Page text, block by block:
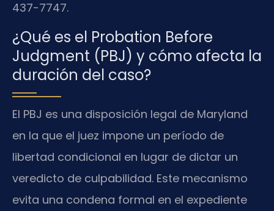
437-7747.
¿Qué es el Probation Before
Judgment (PBJ) y cómo afecta la
duración del caso?
El PBJ es una disposición legal de Maryland
en la que el juez impone un período de
libertad condicional en lugar de dictar un
veredicto de culpabilidad. Este mecanismo
evita una condena formal en el expediente